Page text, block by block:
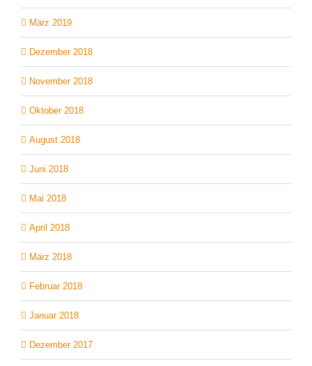
März 2019
Dezember 2018
November 2018
Oktober 2018
August 2018
Juni 2018
Mai 2018
April 2018
März 2018
Februar 2018
Januar 2018
Dezember 2017